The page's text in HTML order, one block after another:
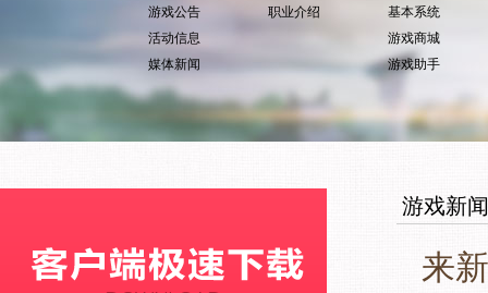
游戏公告
活动信息
媒体新闻
职业介绍
基本系统
游戏商城
游戏助手
游戏新闻
来